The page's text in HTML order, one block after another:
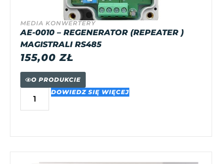
MEDIA KONWERTERY
AE-0010 – REGENERATOR (REPEATER )
MAGISTRALI RS485
155,00ZŁ
O PRODUKCIE
DOWIEDZ SIĘ WIĘCEJ